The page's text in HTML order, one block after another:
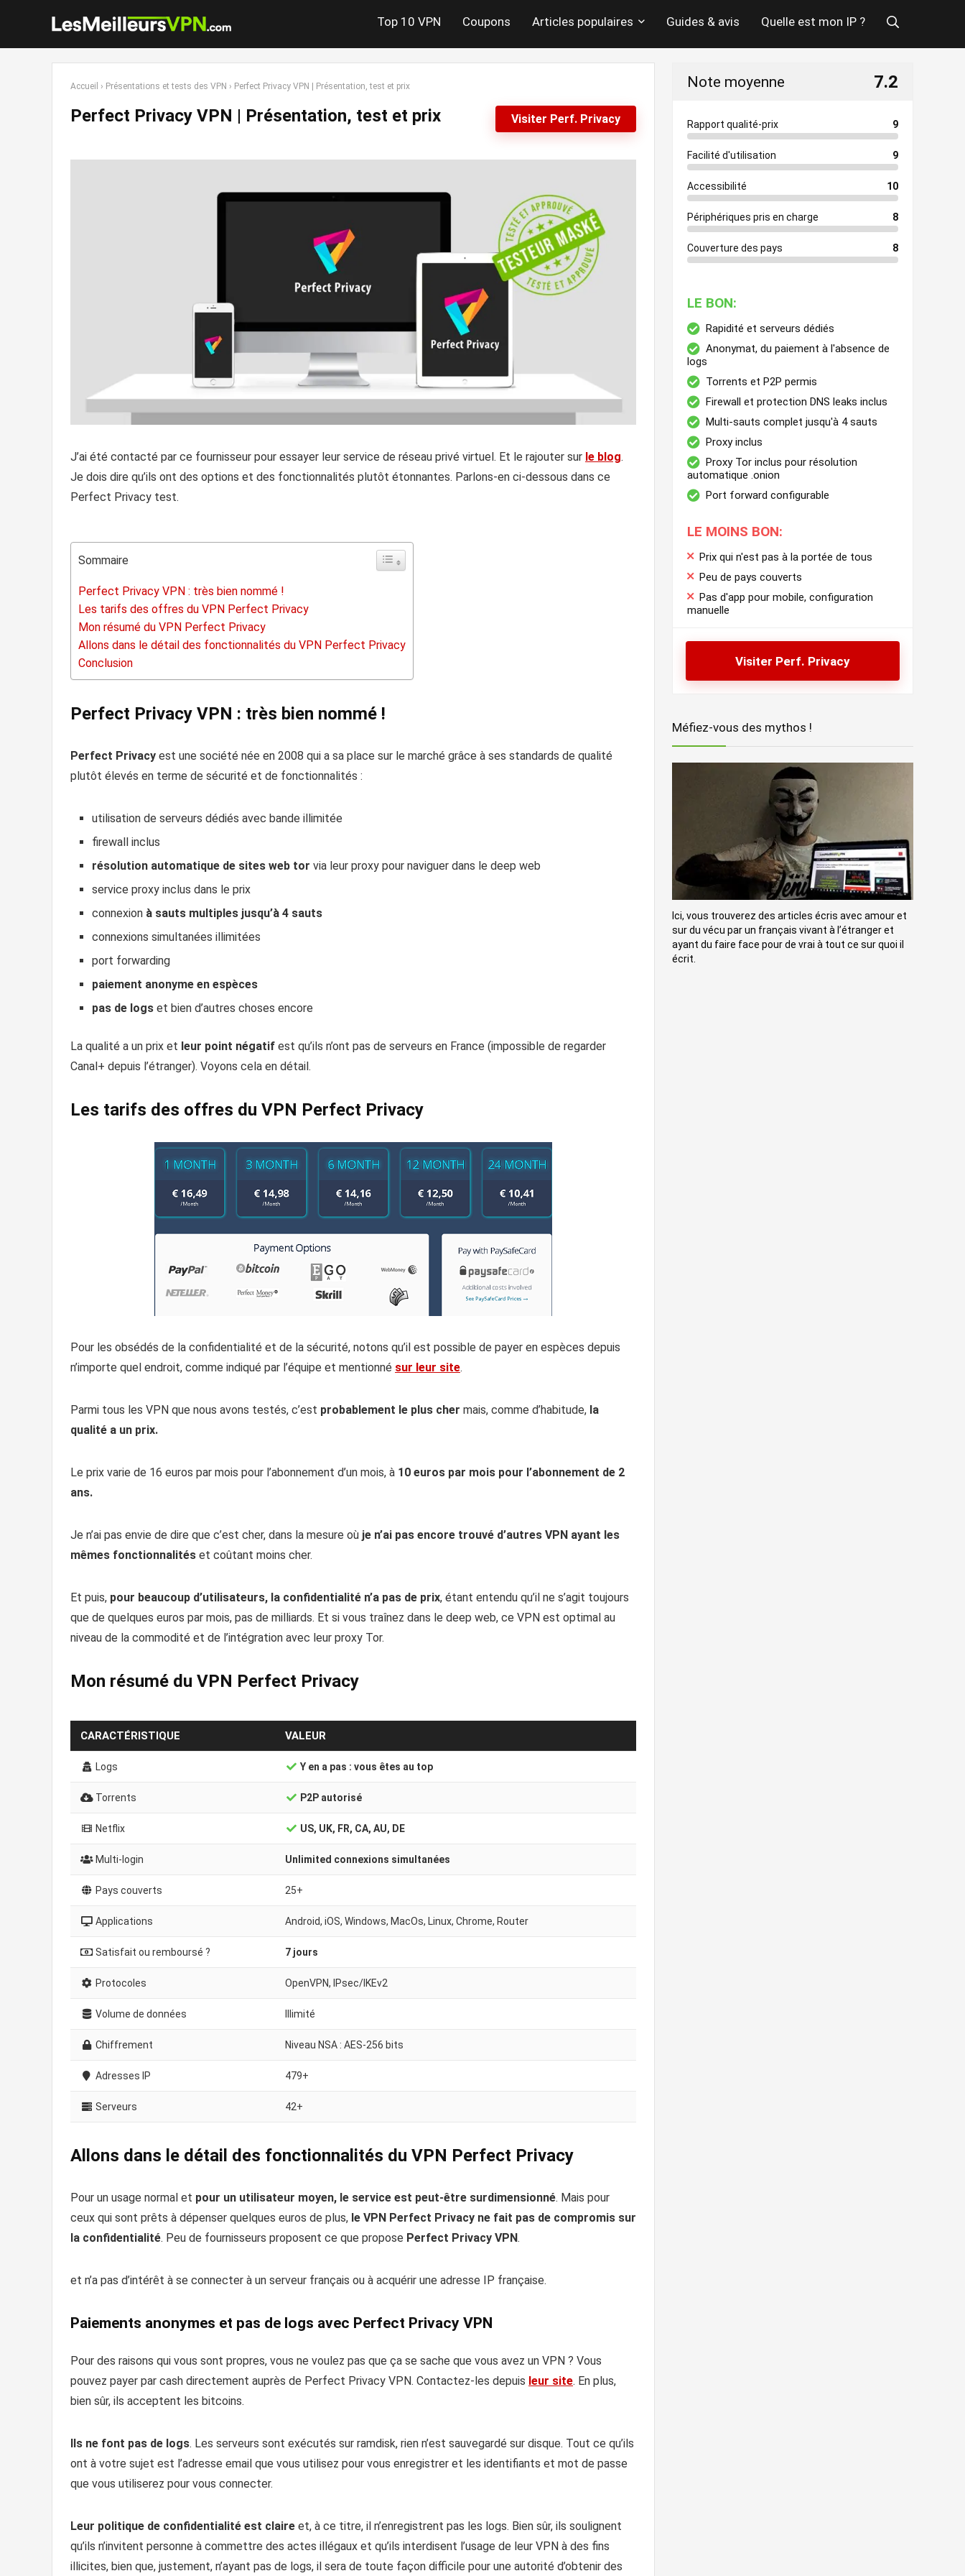
Top 10 VPN Coupons Articles populaires Guides & avis Quelle est mon IP ?
Accueil › Présentations et tests des VPN › Perfect Privacy VPN | Présentation, test et prix
Perfect Privacy VPN | Présentation, test et prix Visiter Perf. Privacy
J’ai été contacté par ce fournisseur pour essayer leur service de réseau privé virtuel. Et le rajouter sur le blog.
Je dois dire qu’ils ont des options et des fonctionnalités plutôt étonnantes. Parlons-en ci-dessous dans ce
Perfect Privacy test.
Sommaire
Perfect Privacy VPN : très bien nommé !
Les tarifs des offres du VPN Perfect Privacy
Mon résumé du VPN Perfect Privacy
Allons dans le détail des fonctionnalités du VPN Perfect Privacy
Conclusion
Perfect Privacy VPN : très bien nommé !
Perfect Privacy est une société née en 2008 qui a sa place sur le marché grâce à ses standards de qualité
plutôt élevés en terme de sécurité et de fonctionnalités :
utilisation de serveurs dédiés avec bande illimitée
firewall inclus
résolution automatique de sites web tor via leur proxy pour naviguer dans le deep web
service proxy inclus dans le prix
connexion à sauts multiples jusqu’à 4 sauts
connexions simultanées illimitées
port forwarding
paiement anonyme en espèces
pas de logs et bien d’autres choses encore
La qualité a un prix et leur point négatif est qu’ils n’ont pas de serveurs en France (impossible de regarder
Canal+ depuis l’étranger). Voyons cela en détail.
Les tarifs des offres du VPN Perfect Privacy
Pour les obsédés de la confidentialité et de la sécurité, notons qu’il est possible de payer en espèces depuis
n’importe quel endroit, comme indiqué par l’équipe et mentionné sur leur site.
Parmi tous les VPN que nous avons testés, c’est probablement le plus cher mais, comme d’habitude, la
qualité a un prix.
Le prix varie de 16 euros par mois pour l’abonnement d’un mois, à 10 euros par mois pour l’abonnement de 2
ans.
Je n’ai pas envie de dire que c’est cher, dans la mesure où je n’ai pas encore trouvé d’autres VPN ayant les
mêmes fonctionnalités et coûtant moins cher.
Et puis, pour beaucoup d’utilisateurs, la confidentialité n’a pas de prix, étant entendu qu’il ne s’agit toujours
que de quelques euros par mois, pas de milliards. Et si vous traînez dans le deep web, ce VPN est optimal au
niveau de la commodité et de l’intégration avec leur proxy Tor.
Mon résumé du VPN Perfect Privacy
CARACTÉRISTIQUE VALEUR
Logs Y en a pas : vous êtes au top
Torrents P2P autorisé
Netflix US, UK, FR, CA, AU, DE
Multi-login Unlimited connexions simultanées
Pays couverts 25+
Applications Android, iOS, Windows, MacOs, Linux, Chrome, Router
Satisfait ou remboursé ? 7 jours
Protocoles OpenVPN, IPsec/IKEv2
Volume de données Illimité
Chiffrement Niveau NSA : AES-256 bits
Adresses IP 479+
Serveurs 42+
Allons dans le détail des fonctionnalités du VPN Perfect Privacy
Pour un usage normal et pour un utilisateur moyen, le service est peut-être surdimensionné. Mais pour
ceux qui sont prêts à dépenser quelques euros de plus, le VPN Perfect Privacy ne fait pas de compromis sur
la confidentialité. Peu de fournisseurs proposent ce que propose Perfect Privacy VPN.
et n’a pas d’intérêt à se connecter à un serveur français ou à acquérir une adresse IP française.
Paiements anonymes et pas de logs avec Perfect Privacy VPN
Pour des raisons qui vous sont propres, vous ne voulez pas que ça se sache que vous avez un VPN ? Vous
pouvez payer par cash directement auprès de Perfect Privacy VPN. Contactez-les depuis leur site. En plus,
bien sûr, ils acceptent les bitcoins.
Ils ne font pas de logs. Les serveurs sont exécutés sur ramdisk, rien n’est sauvegardé sur disque. Tout ce qu’ils
ont à votre sujet est l’adresse email que vous utilisez pour vous enregistrer et les identifiants et mot de passe
que vous utiliserez pour vous connecter.
Leur politique de confidentialité est claire et, à ce titre, il n’enregistrent pas les logs. Bien sûr, ils soulignent
qu’ils n’invitent personne à commettre des actes illégaux et qu’ils interdisent l’usage de leur VPN à des fins
illicites, bien que, justement, n’ayant pas de logs, il sera de toute façon difficile pour une autorité d’obtenir des
Note moyenne 7.2
Rapport qualité-prix 9
Facilité d'utilisation 9
Accessibilité 10
Périphériques pris en charge 8
Couverture des pays 8
LE BON:
Rapidité et serveurs dédiés
Anonymat, du paiement à l'absence de
logs
Torrents et P2P permis
Firewall et protection DNS leaks inclus
Multi-sauts complet jusqu'à 4 sauts
Proxy inclus
Proxy Tor inclus pour résolution
automatique .onion
Port forward configurable
LE MOINS BON:
Prix qui n'est pas à la portée de tous
Peu de pays couverts
Pas d'app pour mobile, configuration
manuelle
Visiter Perf. Privacy
Méfiez-vous des mythos !
Ici, vous trouverez des articles écris avec amour et
sur du vécu par un français vivant à l’étranger et
ayant du faire face pour de vrai à tout ce sur quoi il
écrit.